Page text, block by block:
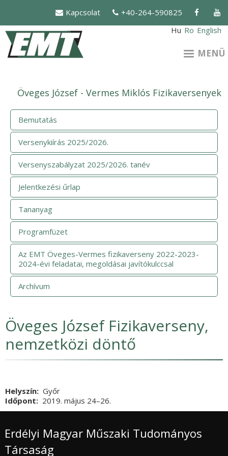
tartalomra
Kapcsolat
+40-264-590825
Hu Ro English
MENÜ
Öveges József - Vermes Miklós Fizikaversenyek
Bemutatás
Versenykiírás 2025/2026.
Versenyszabályzat 2025/2026. tanév
Jelentkezési űrlap
Tananyag
Programfüzet
Az EMT Öveges-Vermes fizikaverseny 2022-2023-
2024-évi feladatai, megoldásai javítókulccsal
Archívum
Öveges József Fizikaverseny,
nemzetközi döntő
Helyszín Győr
Időpont
2019. május 24Vége
–26.
Erdélyi Magyar Műszaki Tudományos
Társaság